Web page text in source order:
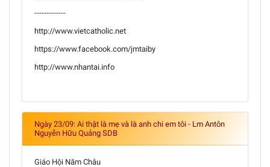
-------------
http://www.vietcatholic.net
https://www.facebook.com/jmtaiby
http://www.nhantai.info
Ngày 23/09: Ai thật là mẹ và là anh chi em tôi - Lm Antôn
Nguyễn Hữu Quảng SDB
Giáo Hội Năm Châu